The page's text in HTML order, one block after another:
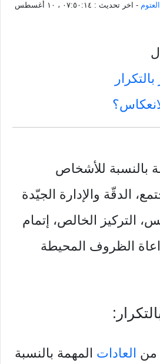
- اخر تحديث :
٠٧:٥٠:١٤ ، ١٠ أغسطس
بالنسبة للأشخاص
الدقّة والإدارة الجيّدة
التركيز الخالص، إتمام
الظروف المحيطة
من العادات المهمة بالنسبة